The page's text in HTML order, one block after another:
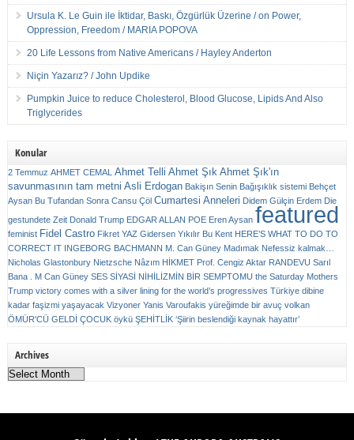
Ursula K. Le Guin ile İktidar, Baskı, Özgürlük Üzerine / on Power,
Oppression, Freedom / MARIA POPOVA
20 Life Lessons from Native Americans / Hayley Anderton
Niçin Yazarız? / John Updike
Pumpkin Juice to reduce Cholesterol, Blood Glucose, Lipids And Also
Triglycerides
Konular
2 Temmuz AHMET CEMAL Ahmet Telli Ahmet Şık Ahmet Şık'ın
savunmasının tam metni Asli Erdogan Bakişın Senin Bağışıklık sistemi Behçet
Aysan Bu Tufandan Sonra Cansu Çöl Cumartesi Anneleri Didem Gülçin Erdem Die
gestundete Zeit Donald Trump EDGAR ALLAN POE Eren Aysan featured
feminist Fidel Castro Fikret YAZ Gidersen Yıkılır Bu Kent HERE’S WHAT TO DO TO
CORRECT IT INGEBORG BACHMANN M. Can Güney Madımak Nefessiz kalmak…
Nicholas Glastonbury Nietzsche Nâzım HİKMET Prof. Cengiz Aktar RANDEVU Sarıl
Bana . M Can Güney SES SİYASİ NİHİLİZMİN BİR SEMPTOMU the Saturday Mothers
Trump victory comes with a silver lining for the world’s progressives Türkiye dibine
kadar faşizmi yaşayacak Vizyoner Yanis Varoufakis yüreğimde bir avuç volkan
ÖMÜR'CÜ GELDİ ÇOCUK öykü ŞEHİTLİK ‘Şiirin beslendiği kaynak hayattır’
Archives
Archives